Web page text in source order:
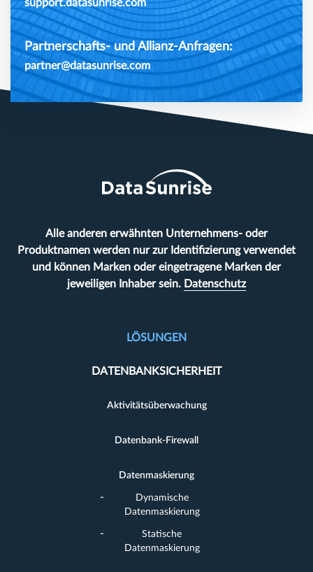
support.datasunrise.com
Partnerschafts- und Allianz-Anfragen:
partner@datasunrise.com
Alle anderen erwähnten Unternehmens- oder
Produktnamen werden nur zur Identifizierung verwendet
und können Marken oder eingetragene Marken der
jeweiligen Inhaber sein. Datenschutz
LÖSUNGEN
DATENBANKSICHERHEIT
Aktivitätsüberwachung
Datenbank-Firewall
Datenmaskierung
Dynamische
Datenmaskierung
Statische
Datenmaskierung